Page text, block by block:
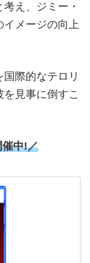
え、ジミー・
イメージの向上
際的なテロリ
見事に倒すこ
催中!／